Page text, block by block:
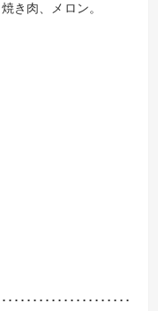
き肉、メロン。
････････････････････